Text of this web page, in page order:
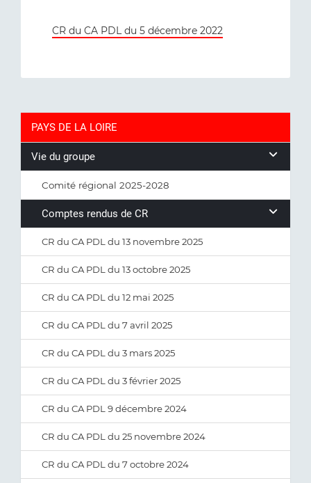
CR du CA PDL du 5 décembre 2022
PAYS DE LA LOIRE
Vie du groupe
Comité régional 2025-2028
Comptes rendus de CR
CR du CA PDL du 13 novembre 2025
CR du CA PDL du 13 octobre 2025
CR du CA PDL du 12 mai 2025
CR du CA PDL du 7 avril 2025
CR du CA PDL du 3 mars 2025
CR du CA PDL du 3 février 2025
CR du CA PDL 9 décembre 2024
CR du CA PDL du 25 novembre 2024
CR du CA PDL du 7 octobre 2024